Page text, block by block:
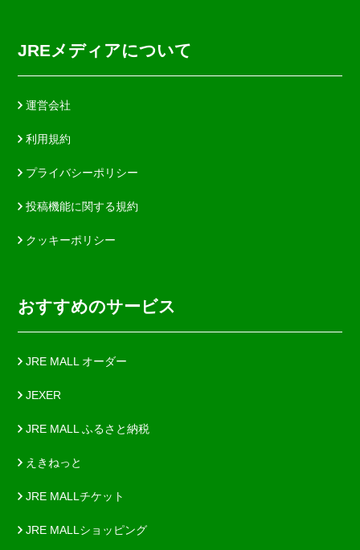
JREメディアについて
運営会社
利用規約
プライバシーポリシー
投稿機能に関する規約
クッキーポリシー
おすすめのサービス
JRE MALL オーダー
JEXER
JRE MALL ふるさと納税
えきねっと
JRE MALLチケット
JRE MALLショッピング